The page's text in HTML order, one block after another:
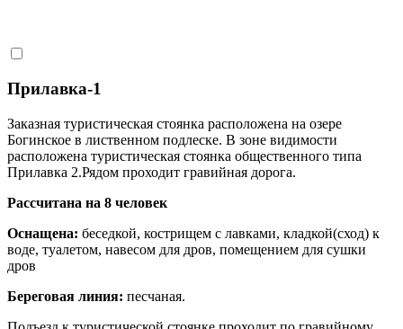
Прилавка-1
Заказная туристическая стоянка расположена на озере
Богинское в лиственном подлеске. В зоне видимости
расположена туристическая стоянка общественного типа
Прилавка 2.Рядом проходит гравийная дорога.
Рассчитана на 8 человек
Оснащена: беседкой, кострищем с лавками, кладкой(сход) к
воде, туалетом, навесом для дров, помещением для сушки
дров
Береговая линия: песчаная.